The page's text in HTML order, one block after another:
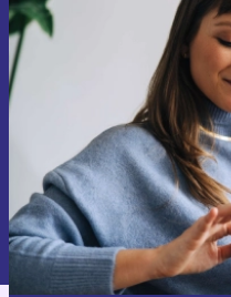
Liitu meie
Ära jäta
Teavet isikuandmete
privaatsuspoliitikast.